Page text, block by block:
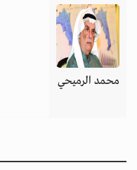
محمد الرميحي